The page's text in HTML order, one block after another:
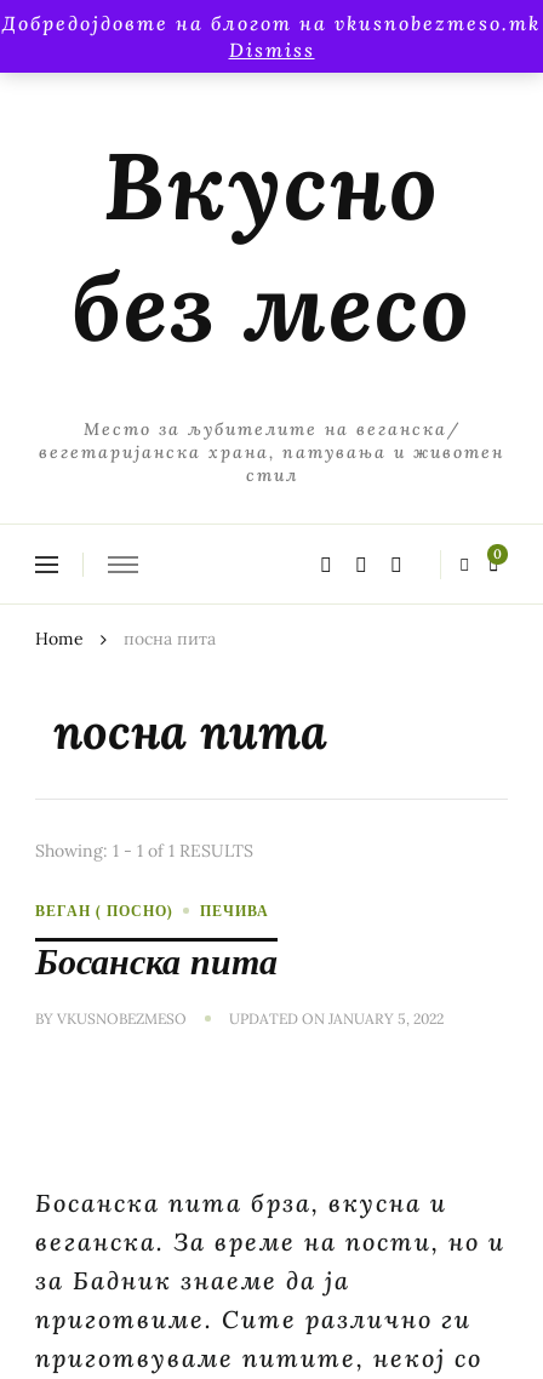
Добредојдовте на блогот на vkusnobezmeso.mk
Dismiss
Вкусно
без месо
Место за љубителите на веганска/
вегетаријанска храна, патувања и животен
стил
0
Home посна пита
посна пита
Showing: 1 - 1 of 1 RESULTS
ВЕГАН ( ПОСНО) ПЕЧИВА
Босанска пита
BY VKUSNOBEZMESO UPDATED ON JANUARY 5, 2022
Босанска пита брза, вкусна и
веганска. За време на пости, но и
за Бадник знаеме да ја
приготвиме. Сите различно ги
приготвуваме питите, некој со